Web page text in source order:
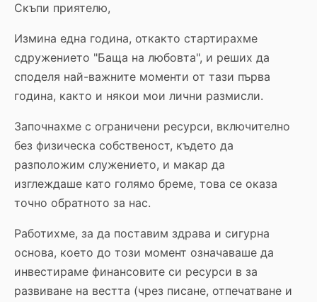
Скъпи приятелю,
Измина една година, откакто стартирахме
сдружението "Баща на любовта", и реших да
споделя най-важните моменти от тази първа
година, както и някои мои лични размисли.
Започнахме с ограничени ресурси, включително
без физическа собственост, където да
разположим служението, и макар да
изглеждаше като голямо бреме, това се оказа
точно обратното за нас.
Работихме, за да поставим здрава и сигурна
основа, което до този момент означаваше да
инвестираме финансовите си ресурси в за
развиване на вестта (чрез писане, отпечатване и